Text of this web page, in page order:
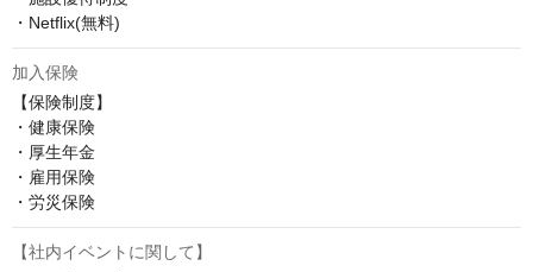
・Netflix(無料)
加入保険
【保険制度】
・健康保険
・厚生年金
・雇用保険
・労災保険
【社内イベントに関して】